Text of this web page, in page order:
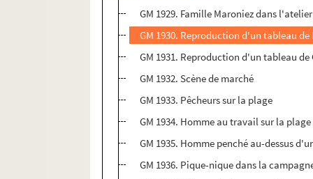
GM 1929. Famille Maroniez dans l'atelier
GM 1930. Reproduction d'un tableau
GM 1931. Reproduction d'un tableau
GM 1932. Scène de marché
GM 1933. Pêcheurs sur la plage
GM 1934. Homme au travail sur la plage
GM 1935. Homme penché au-dessus
GM 1936. Pique-nique dans la